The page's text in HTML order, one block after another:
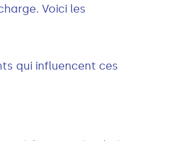
Voici les
qui influencent ces